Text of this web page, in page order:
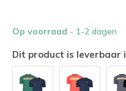
Op voorraad - 1-2 dagen
Dit product is leverbaar